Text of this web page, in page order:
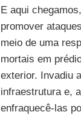
E aqui
promover
meio de uma
mortais em
exterior. Invadiu
infraestrutura e,
enfraquecê-las